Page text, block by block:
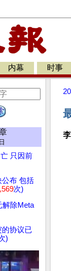
内幕 时事
只因前
公布 包括
次)
解除Meta
的协议已
)